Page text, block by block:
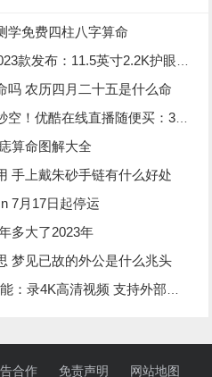
学免费四柱八字算命
发布：11.5英寸2.2K护眼柔光屏
吗 农历四月二十五是什么命
酷在线直播随便买：39元起 不用抢
算命图解大全
手上戴朱砂手链有什么好处
7月17日起停运
多大了2023年
梦见已故的外公是什么兆头
4K高清视频 支持外部时间码同步
合作 免责声明 网站地图